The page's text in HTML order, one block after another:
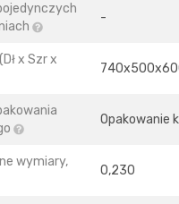
-
x Szr x
Opakowanie
wymiary,
0,230